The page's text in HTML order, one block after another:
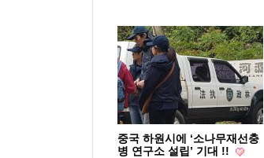
중국 하원시에 ‘소나무재선충
병 연구소 설립’ 기대 !!